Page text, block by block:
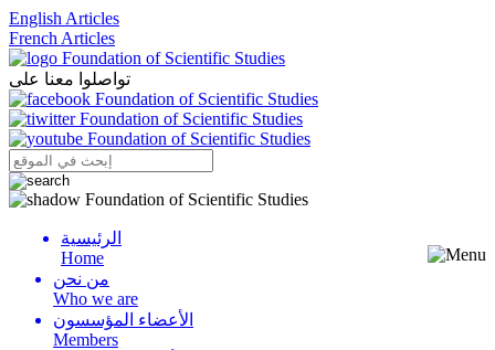
English Articles
French Articles
تواصلوا معنا على
Menu
الرئيسية
Home
من نحن
Who we are
الأعضاء المؤسسون
Members